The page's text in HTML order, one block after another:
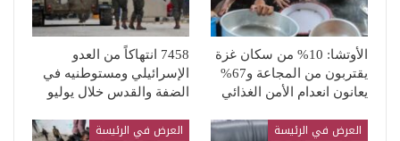
الأوتشا: 10% من سكان غزة
يقتربون من المجاعة و67%
يعانون انعدام الأمن الغذائي
7458 انتهاكاً من العدو
الإسرائيلي ومستوطنيه في
الضفة والقدس خلال يوليو
العرض في الرئيسة العرض في الرئيسة